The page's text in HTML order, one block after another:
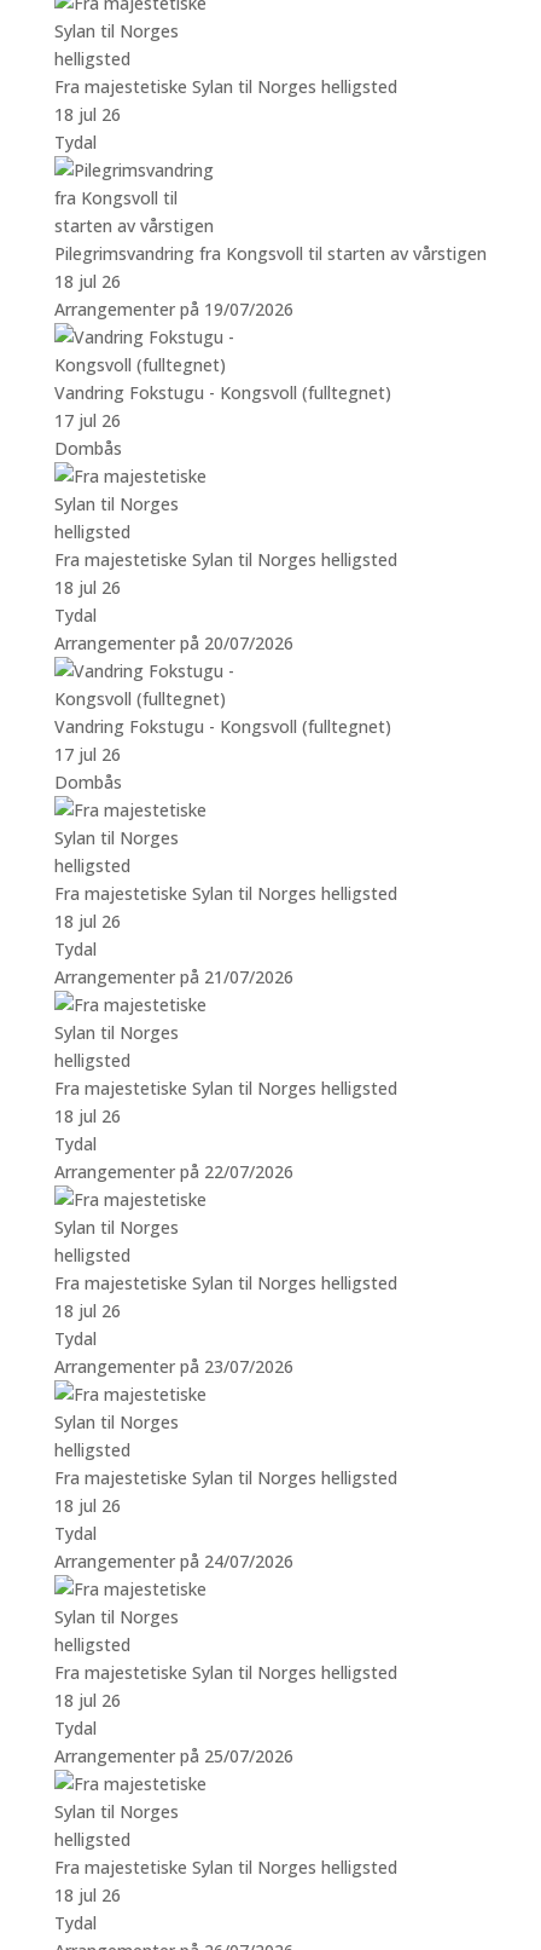
Fra majestetiske Sylan til Norges helligsted
18 jul 26
Tydal
Pilegrimsvandring fra Kongsvoll til starten av vårstigen
18 jul 26
Arrangementer på 19/07/2026
Vandring Fokstugu - Kongsvoll (fulltegnet)
17 jul 26
Dombås
Fra majestetiske Sylan til Norges helligsted
18 jul 26
Tydal
Arrangementer på 20/07/2026
Vandring Fokstugu - Kongsvoll (fulltegnet)
17 jul 26
Dombås
Fra majestetiske Sylan til Norges helligsted
18 jul 26
Tydal
Arrangementer på 21/07/2026
Fra majestetiske Sylan til Norges helligsted
18 jul 26
Tydal
Arrangementer på 22/07/2026
Fra majestetiske Sylan til Norges helligsted
18 jul 26
Tydal
Arrangementer på 23/07/2026
Fra majestetiske Sylan til Norges helligsted
18 jul 26
Tydal
Arrangementer på 24/07/2026
Fra majestetiske Sylan til Norges helligsted
18 jul 26
Tydal
Arrangementer på 25/07/2026
Fra majestetiske Sylan til Norges helligsted
18 jul 26
Tydal